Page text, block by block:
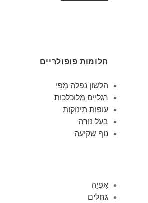
חלומות פופולריים
הלשון נפלה מפי
רגליים מלוכלכות
עופות תינוקות
בעל נורה
נוף שקיעה
אֲפִיָה
גחלים